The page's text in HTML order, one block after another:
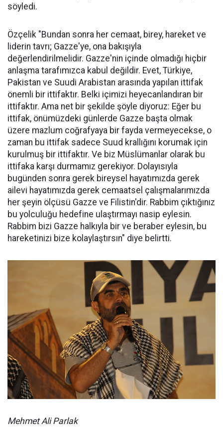
söyledi.
Özçelik "Bundan sonra her cemaat, birey, hareket ve
liderin tavrı; Gazze'ye, ona bakışıyla
değerlendirilmelidir. Gazze'nin içinde olmadığı hiçbir
anlaşma tarafımızca kabul değildir. Evet, Türkiye,
Pakistan ve Suudi Arabistan arasında yapılan ittifak
önemli bir ittifaktır. Belki içimizi heyecanlandıran bir
ittifaktır. Ama net bir şekilde şöyle diyoruz: Eğer bu
ittifak, önümüzdeki günlerde Gazze başta olmak
üzere mazlum coğrafyaya bir fayda vermeyecekse, o
zaman bu ittifak sadece Suud krallığını korumak için
kurulmuş bir ittifaktır. Ve biz Müslümanlar olarak bu
ittifaka karşı durmamız gerekiyor. Dolayısıyla
bugünden sonra gerek bireysel hayatımızda gerek
ailevi hayatımızda gerek cemaatsel çalışmalarımızda
her şeyin ölçüsü Gazze ve Filistin'dir. Rabbim çıktığınız
bu yolculuğu hedefine ulaştırmayı nasip eylesin.
Rabbim bizi Gazze halkıyla bir ve beraber eylesin, bu
hareketinizi bize kolaylaştırsın" diye belirtti.
Mehmet Ali Parlak